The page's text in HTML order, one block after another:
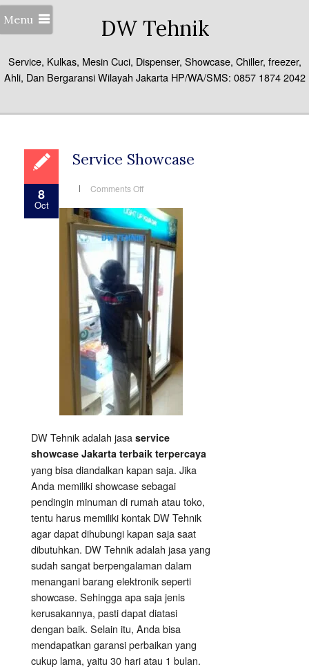
Menu DW Tehnik
Service, Kulkas, Mesin Cuci, Dispenser, Showcase, Chiller, freezer,
Ahli, Dan Bergaransi Wilayah Jakarta HP/WA/SMS: 0857 1874 2042
8
Oct
Service Showcase
Comments Offon
DW Tehnik adalah jasa service
showcase Jakarta terbaik terpercaya
yang bisa diandalkan kapan saja. Jika
Anda memiliki showcase sebagai
pendingin minuman di rumah atau toko,
tentu harus memiliki kontak DW Tehnik
agar dapat dihubungi kapan saja saat
dibutuhkan. DW Tehnik adalah jasa yang
sudah sangat berpengalaman dalam
menangani barang elektronik seperti
showcase. Sehingga apa saja jenis
kerusakannya, pasti dapat diatasi
dengan baik. Selain itu, Anda bisa
mendapatkan garansi perbaikan yang
cukup lama, yaitu 30 hari atau 1 bulan.